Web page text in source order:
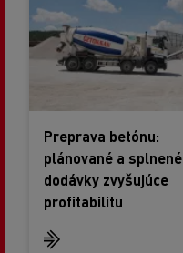
Preprava betónu:
plánované a splnené
dodávky zvyšujúce
profitabilitu